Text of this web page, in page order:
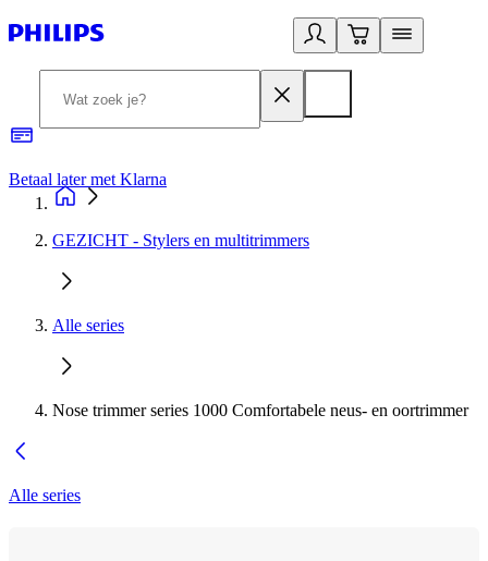
Betaal later met Klarna
GEZICHT - Stylers en multitrimmers
Alle series
Nose trimmer series 1000 Comfortabele neus- en oortrimmer
Alle series